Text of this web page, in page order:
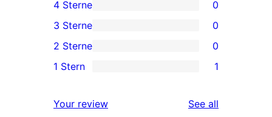
5-
Sterne-
Rezensionen
4-
Sterne-
Rezensionen
4 Sterne 0
0
3-
Sterne-
3 Sterne 0
2-
Rezensionen
2 Sterne 0
Sterne-
1 Stern 1
Your review See all